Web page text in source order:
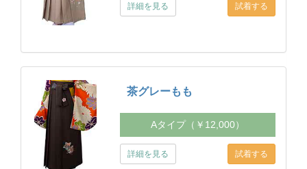
詳細を見る
茶グレーもも
Aタイプ（￥12,000）
詳細を見る